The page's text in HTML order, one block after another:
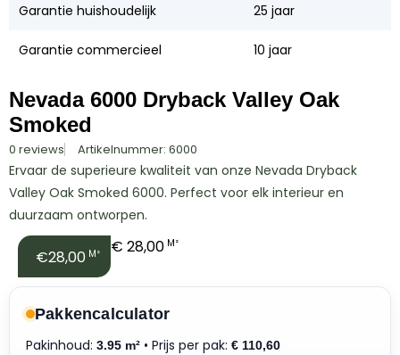
Garantie huishoudelijk 25 jaar
Garantie commercieel 10 jaar
Nevada 6000 Dryback Valley Oak
Smoked
0 reviews Artikelnummer: 6000
Ervaar de superieure kwaliteit van onze Nevada Dryback
Valley Oak Smoked 6000. Perfect voor elk interieur en
duurzaam ontworpen.
€28,00 M² € 28,00 M²
Pakkencalculator
Pakinhoud: 3.95 m² • Prijs per pak: € 110,60